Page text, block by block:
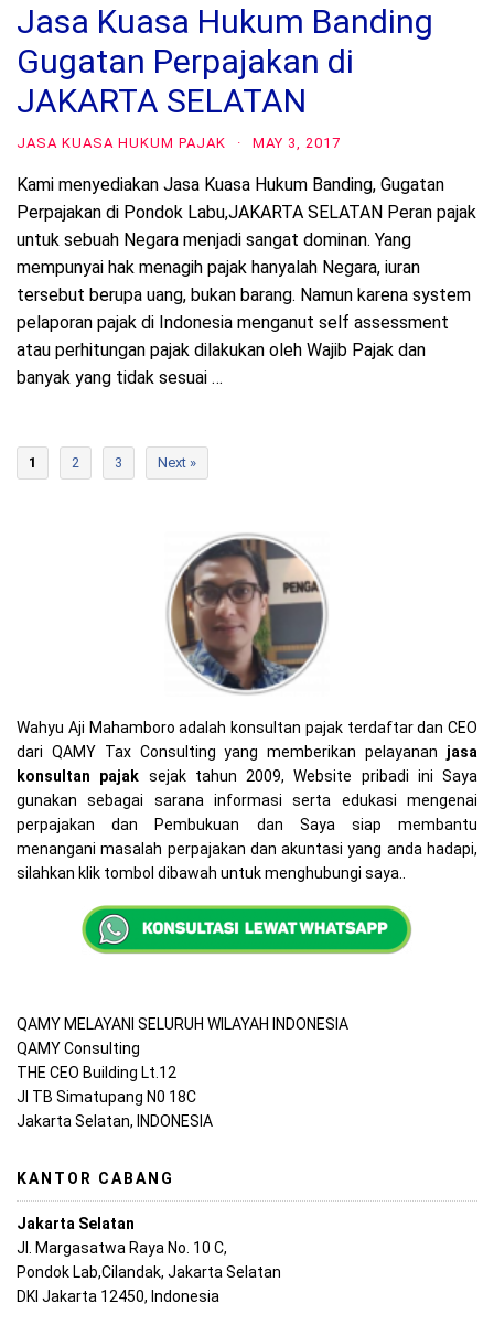
Jasa Kuasa Hukum Banding
Gugatan Perpajakan di
JAKARTA SELATAN
JASA KUASA HUKUM PAJAK · MAY 3, 2017
Kami menyediakan Jasa Kuasa Hukum Banding, Gugatan
Perpajakan di Pondok Labu,JAKARTA SELATAN Peran pajak
untuk sebuah Negara menjadi sangat dominan. Yang
mempunyai hak menagih pajak hanyalah Negara, iuran
tersebut berupa uang, bukan barang. Namun karena system
pelaporan pajak di Indonesia menganut self assessment
atau perhitungan pajak dilakukan oleh Wajib Pajak dan
banyak yang tidak sesuai …
1 2 3 Next »
Wahyu Aji Mahamboro adalah konsultan pajak terdaftar dan CEO
dari QAMY Tax Consulting yang memberikan pelayanan jasa
konsultan pajak sejak tahun 2009, Website pribadi ini Saya
gunakan sebagai sarana informasi serta edukasi mengenai
perpajakan dan Pembukuan dan Saya siap membantu
menangani masalah perpajakan dan akuntasi yang anda hadapi,
silahkan klik tombol dibawah untuk menghubungi saya..
QAMY MELAYANI SELURUH WILAYAH INDONESIA
QAMY Consulting
THE CEO Building Lt.12
Jl TB Simatupang N0 18C
Jakarta Selatan, INDONESIA
KANTOR CABANG
Jakarta Selatan
Jl. Margasatwa Raya No. 10 C,
Pondok Lab,Cilandak, Jakarta Selatan
DKI Jakarta 12450, Indonesia